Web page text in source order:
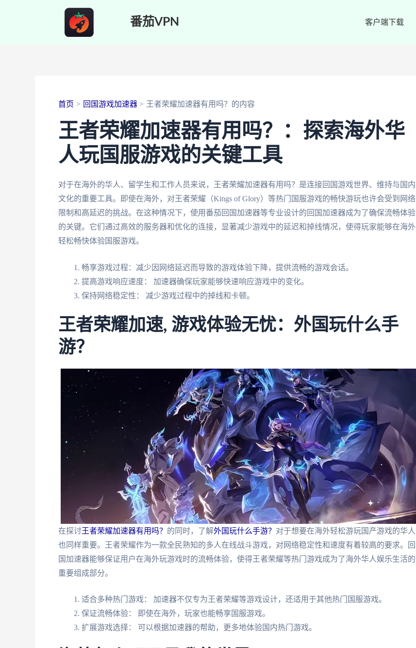
番茄VPN 客户端下载
首页 回国游戏加速器 王者荣耀加速器有用吗？的内容
王者荣耀加速器有用吗？：探索海外华
人玩国服游戏的关键工具
对于在海外的华人、留学生和工作人员来说，王者荣耀加速器有用吗？是连接回国游戏世界、维持与国内
文化的重要工具。即使在海外，对王者荣耀（Kings of Glory）等热门国服游戏的畅快游玩也许会受到网络
限制和高延迟的挑战。在这种情况下，使用番茄回国加速器等专业设计的回国加速器成为了确保流畅体验
的关键。它们通过高效的服务器和优化的连接，显著减少游戏中的延迟和掉线情况，使得玩家能够在海外
轻松畅快体验国服游戏。
畅享游戏过程：减少因网络延迟而导致的游戏体验下降，提供流畅的游戏会话。
提高游戏响应速度： 加速器确保玩家能够快速响应游戏中的变化。
保持网络稳定性： 减少游戏过程中的掉线和卡顿。
王者荣耀加速, 游戏体验无忧：外国玩什么手
游？
在探讨王者荣耀加速器有用吗？ 的同时，了解外国玩什么手游？ 对于想要在海外轻松游玩国产游戏的华人
也同样重要。王者荣耀作为一款全民熟知的多人在线战斗游戏，对网络稳定性和速度有着较高的要求。回
国加速器能够保证用户在海外玩游戏时的流畅体验，使得王者荣耀等热门游戏成为了海外华人娱乐生活的
重要组成部分。
适合多种热门游戏： 加速器不仅专为王者荣耀等游戏设计，还适用于其他热门国服游戏。
保证流畅体验： 即使在海外，玩家也能畅享国服游戏。
扩展游戏选择： 可以根据加速器的帮助，更多地体验国内热门游戏。